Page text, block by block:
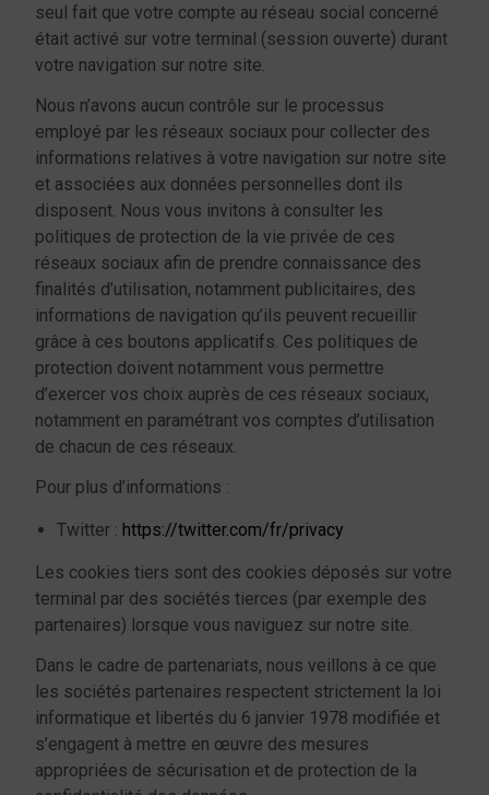
seul fait que votre compte au réseau social concerné
était activé sur votre terminal (session ouverte) durant
votre navigation sur notre site.
Nous n’avons aucun contrôle sur le processus
employé par les réseaux sociaux pour collecter des
informations relatives à votre navigation sur notre site
et associées aux données personnelles dont ils
disposent. Nous vous invitons à consulter les
politiques de protection de la vie privée de ces
réseaux sociaux afin de prendre connaissance des
finalités d’utilisation, notamment publicitaires, des
informations de navigation qu’ils peuvent recueillir
grâce à ces boutons applicatifs. Ces politiques de
protection doivent notamment vous permettre
d’exercer vos choix auprès de ces réseaux sociaux,
notamment en paramétrant vos comptes d’utilisation
de chacun de ces réseaux.
Pour plus d’informations :
Twitter :https://twitter.com/fr/privacy
Les cookies tiers sont des cookies déposés sur votre
terminal par des sociétés tierces (par exemple des
partenaires) lorsque vous naviguez sur notre site.
Dans le cadre de partenariats, nous veillons à ce que
les sociétés partenaires respectent strictement la loi
informatique et libertés du 6 janvier 1978 modifiée et
s’engagent à mettre en œuvre des mesures
appropriées de sécurisation et de protection de la